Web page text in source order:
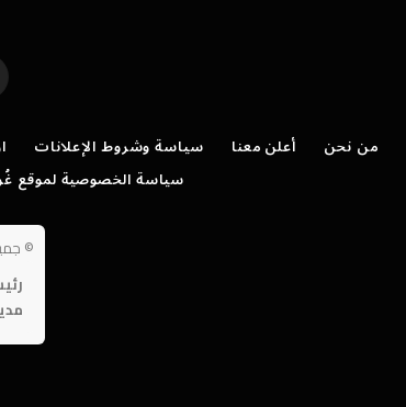
من نحن أعلن معنا سياسة وشروط الإعلانات
سياسة الخصوصية لموقع
©